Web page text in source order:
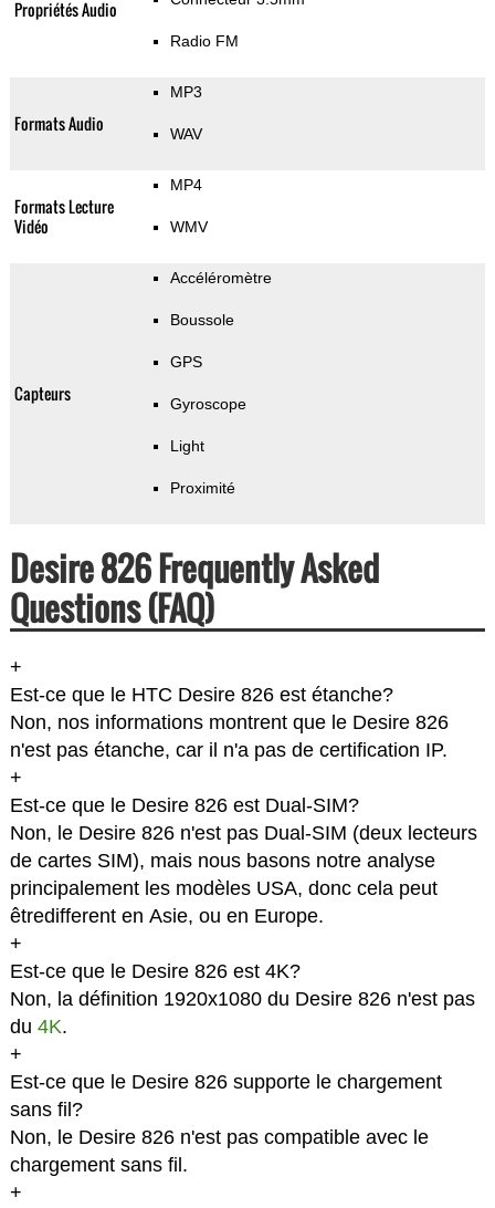
Propriétés Audio
Radio FM
Formats Audio
MP3
WAV
Formats Lecture
Vidéo
MP4
WMV
Capteurs
Accéléromètre
Boussole
GPS
Gyroscope
Light
Proximité
Desire 826 Frequently Asked
Questions (FAQ)
+
Est-ce que le HTC Desire 826 est étanche?
Non, nos informations montrent que le Desire 826
n'est pas étanche, car il n'a pas de certification IP.
+
Est-ce que le Desire 826 est Dual-SIM?
Non, le Desire 826 n'est pas Dual-SIM (deux lecteurs
de cartes SIM), mais nous basons notre analyse
principalement les modèles USA, donc cela peut
êtredifferent en Asie, ou en Europe.
+
Est-ce que le Desire 826 est 4K?
Non, la définition 1920x1080 du Desire 826 n'est pas
du 4K.
+
Est-ce que le Desire 826 supporte le chargement
sans fil?
Non, le Desire 826 n'est pas compatible avec le
chargement sans fil.
+